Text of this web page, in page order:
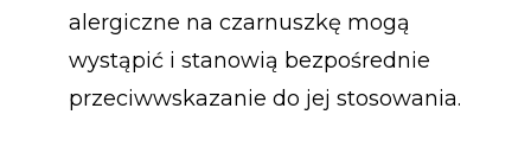
alergiczne na czarnuszkę mogą
wystąpić i stanowią bezpośrednie
przeciwwskazanie do jej stosowania.